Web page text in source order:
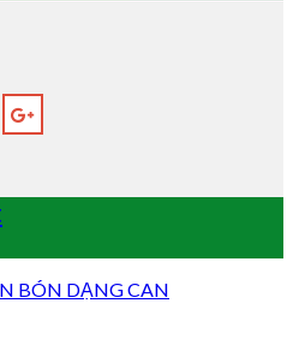
BÓN DẠNG CAN